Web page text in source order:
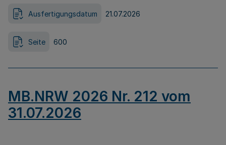
Ausfertigungsdatum 21.07.2026
Seite 600
MB.NRW 2026 Nr. 212 vom
31.07.2026